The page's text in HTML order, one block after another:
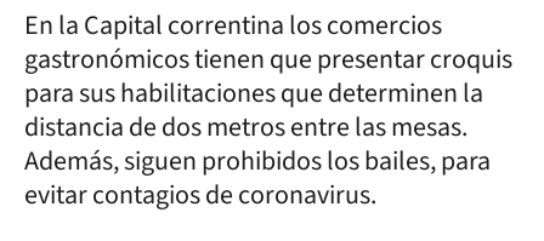
En la Capital correntina los comercios
gastronómicos tienen que presentar croquis
para sus habilitaciones que determinen la
distancia de dos metros entre las mesas.
Además, siguen prohibidos los bailes, para
evitar contagios de coronavirus.